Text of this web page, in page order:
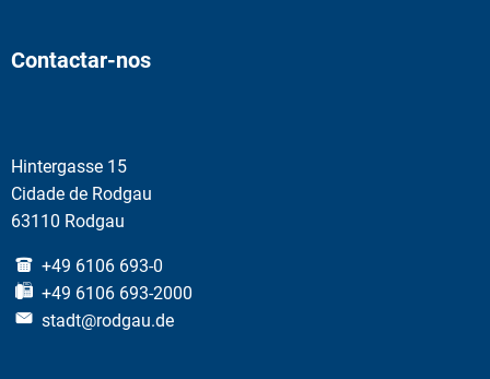
Contactar-nos
Hintergasse 15
Cidade de Rodgau
63110 Rodgau
+49 6106 693-0
+49 6106 693-2000
stadt@rodgau.de